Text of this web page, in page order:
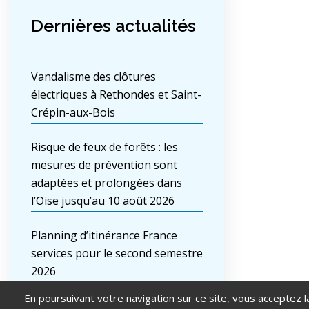
Dernières actualités
Vandalisme des clôtures
électriques à Rethondes et Saint-
Crépin-aux-Bois
Risque de feux de forêts : les
mesures de prévention sont
adaptées et prolongées dans
l’Oise jusqu’au 10 août 2026
Planning d’itinérance France
services pour le second semestre
2026
En poursuivant votre navigation sur ce site, vous